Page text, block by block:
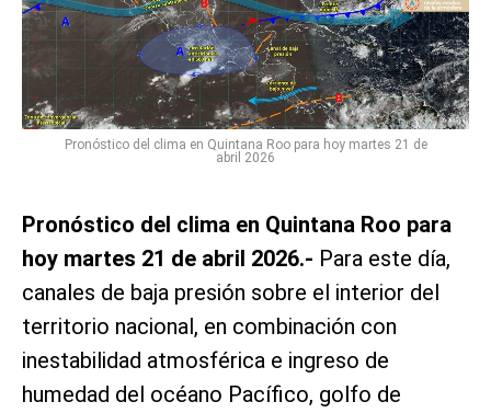
Pronóstico del clima en Quintana Roo para hoy martes 21 de
abril 2026
Pronóstico del clima en Quintana Roo para
hoy martes 21 de abril 2026.- Para este día,
canales de baja presión sobre el interior del
territorio nacional, en combinación con
inestabilidad atmosférica e ingreso de
humedad del océano Pacífico, golfo de